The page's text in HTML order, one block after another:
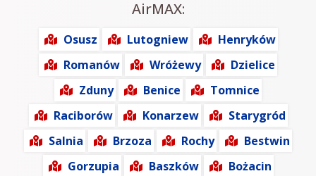
AirMAX:
Osusz Lutogniew
Henryków
Romanów
Wróżewy
Dzielice
Zduny
Benice
Tomnice
Raciborów
Konarzew
Starygród
Salnia
Brzoza Rochy
Bestwin
Gorzupia
Baszków
Bożacin